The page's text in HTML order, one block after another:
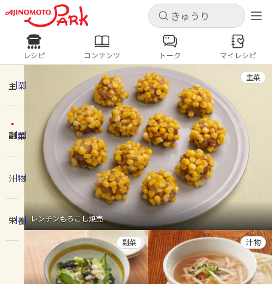
キャンセル
ログインするとレシピを保存できます
ログイン 新規登録
ホーム
コンテンツ
レシピ
トーク
よくあるお問い合わせ
キャンセル
レシピ コンテンツ
人気の食材・レシピ
きゅうり なす トマト
とうもろこし
ピーマン
みょうが ゴーヤ
レシピ コンテンツ トーク マイレシピ
主菜
副菜
汁物
栄養 レンチンもろこし焼売
主菜
副菜 汁物